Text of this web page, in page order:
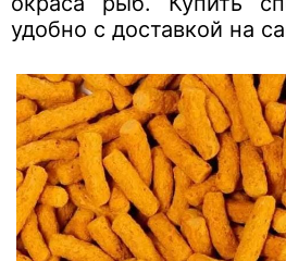
удобно с доставкой на